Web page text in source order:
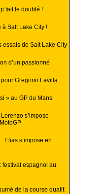
fait le doublé !
Salt Lake City !
essais de Salt Lake City
d’un passionné
pour Gregorio Lavilla
» au GP du Mans
s’impose
Elias s’impose en
festival espagnol au
de la course qualif.